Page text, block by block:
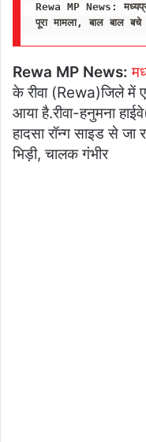
Rewa MP News:
पूरा मामला, बाल बाल बचे
Rewa MP News:
के रीवा (Rewa)जिले में
आया है.रीवा-हनुमना
हादसा रॉन्ग साइड से
भिड़ी, चालक गंभीर